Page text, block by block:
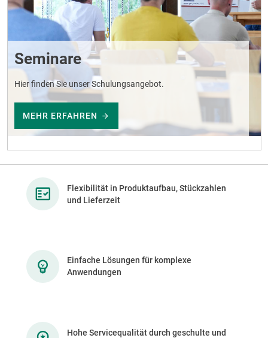
Seminare
Hier finden Sie unser Schulungsangebot.
MEHR ERFAHREN
Flexibilität in Produktaufbau, Stückzahlen
und Lieferzeit
Einfache Lösungen für komplexe
Anwendungen
Hohe Servicequalität durch geschulte und